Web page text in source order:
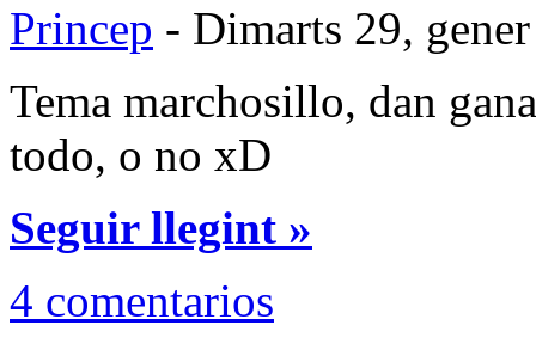
Princep - Dimarts 29,
Tema marchosillo, dan
todo, o no xD
Seguir llegint »
4 comentarios